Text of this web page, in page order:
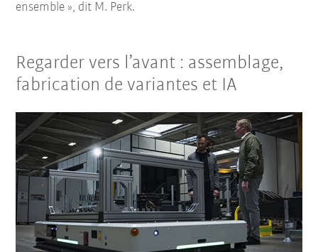
ensemble », dit M. Perk.
Regarder vers l’avant : assemblage,
fabrication de variantes et IA